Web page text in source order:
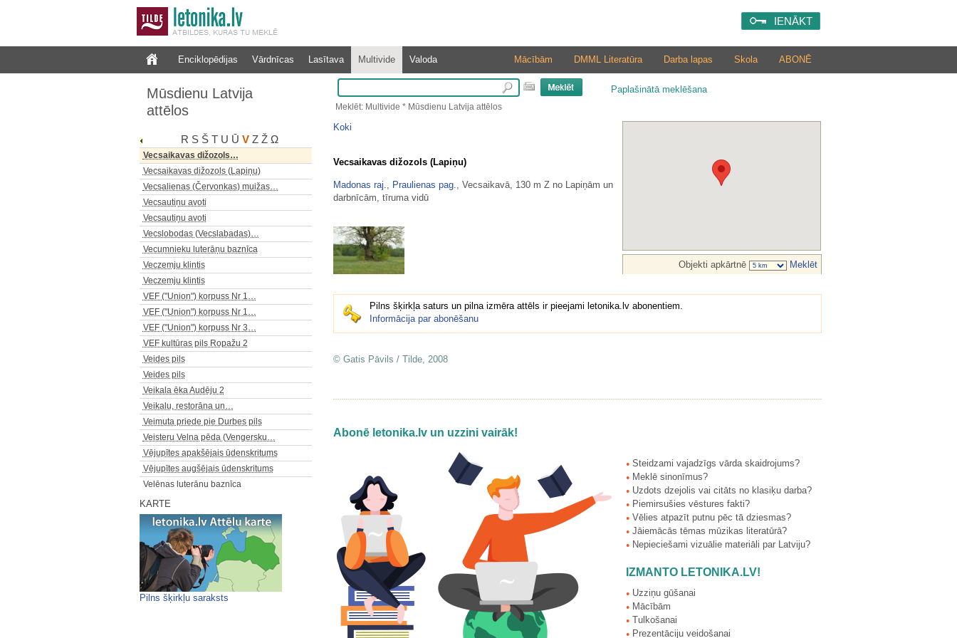
IENĀKT
Enciklopēdijas Vārdnīcas Lasītava Multivide Valoda ABONĒ
Skola
Darba lapas
DMML Literatūra
Mācībām
Mūsdienu Latvija
attēlos
R S Š T U Ū V Z Ž Ω
Vecpiebalgas muižas pils
Vecpiebalgas pilskalns…
Vecpiebalgas Vecluku dzīvojamā…
Vecpiebalgas Vecluku dzīvojamā…
Vecpils katoļu baznīca
Vecpils pilskalns
Vecrīga
Vecsaikavas dižozols…
Vecsaikavas dižozols (Lapiņu)
Vecsalienas (Červonkas) muižas…
Vecsautiņu avoti
Vecsautiņu avoti
Vecslobodas (Vecslabadas)…
Vecumnieku luterāņu baznīca
Veczemju klintis
Veczemju klintis
VEF ("Union") korpuss Nr 1…
VEF ("Union") korpuss Nr 1…
VEF ("Union") korpuss Nr 3…
VEF kultūras pils Ropažu 2
Veides pils
Veides pils
Veikala ēka Audēju 2
Veikalu, restorāna un…
Veimuta priede pie Durbes pils
Veisteru Velna pēda (Vengersku…
Vējupītes apakšējais ūdenskritums
Vējupītes augšējais ūdenskritums
Velēnas luterāņu baznīca
Velna kancele
Velna Skābuma ķērne (Skābuma…
Velna Skroderis (Auziņu…
Velnalas klintis
Velnezers (Čortoks)
Veļu ezers (Briežezers)
Venstpils zvejnieku ciema…
KARTE
Pilns šķirkļu saraksts
Paplašinātā meklēšana
Meklēt: Multivide * Mūsdienu Latvija attēlos
Objekti apkārtnē Meklēt
Koki
Vecsaikavas dižozols (Lapiņu)
Madonas raj. Praulienas pag.
, Vecsaikavā, 130 m Z no Lapiņām un
darbnīcām, tīruma vidū
Pilns šķirkļa saturs un pilna izmēra attēls ir pieejami letonika.lv abonentiem.
Informācija par abonēšanu
© Gatis Pāvils / Tilde, 2008
Abonē letonika.lv un uzzini vairāk!
●Steidzami vajadzīgs vārda skaidrojums?
●Meklē sinonīmus?
●Uzdots dzejolis vai citāts no klasiķu darba?
●Piemirsušies vēstures fakti?
●Vēlies atpazīt putnu pēc tā dziesmas?
●Jāiemācās tēmas mūzikas literatūrā?
●Nepieciešami vizuālie materiāli par Latviju?
IZMANTO LETONIKA.LV!
●Uzziņu gūšanai
●Mācībām
●Tulkošanai
●Prezentāciju veidošanai